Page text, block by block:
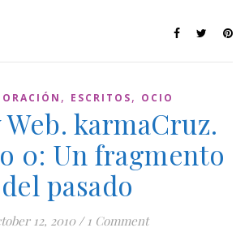
, ESCRITOS, OCIO
karmaCruz.
0: Un fragmento
del pasado
12, 2010 / 1 Comment